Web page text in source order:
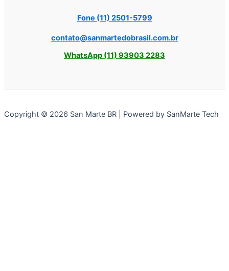
Fone (11) 2501-5799
contato@sanmartedobrasil.com.br
WhatsApp (11) 93903 2283
Copyright © 2026 San Marte BR | Powered by SanMarte Tech